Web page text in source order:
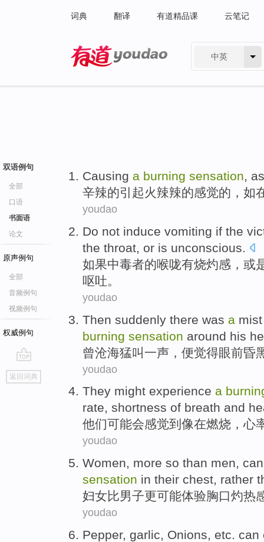
词典 翻译 有道精品课 云笔记
中英
双语例句
全部
口语
书面语
论文
原声例句
全部
音频例句
视频例句
权威例句
go
top
返回词典
Causing a burning sensation, as
辛辣的引起火辣辣的感觉的， 如
youdao
Do not induce vomiting if the
the throat, or is unconscious.
如果中毒者的喉咙有烧灼感， 或
呕吐。
youdao
Then suddenly there was a
burning sensation around his
曾沧海猛叫 一声， 便觉得眼前昏
youdao
They might experience a
rate, shortness of breath and
他们可能会感觉到像在燃烧 ，心
youdao
Women, more so than men, can
sensation in their chest, rather
妇女比男子更可能体验胸口灼热
youdao
Pepper, garlic, Onions, etc. can